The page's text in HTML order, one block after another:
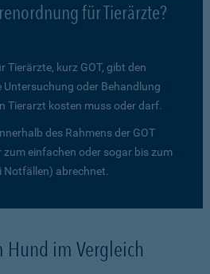
für Tierärzte?
Tierärzte, kurz GOT, gibt den
Untersuchung oder Behandlung
Tierarzt kosten muss oder darf.
des Rahmens der GOT
zum einfachen oder sogar bis zum
Notfällen) abrechnet.
Hund im Vergleich